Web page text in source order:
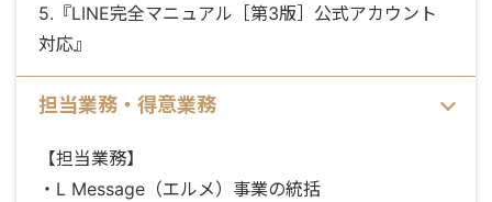
5.『LINE完全マニュアル［第3版］公式アカウント
対応』
担当業務・得意業務
【担当業務】
・L Message（エルメ）事業の統括